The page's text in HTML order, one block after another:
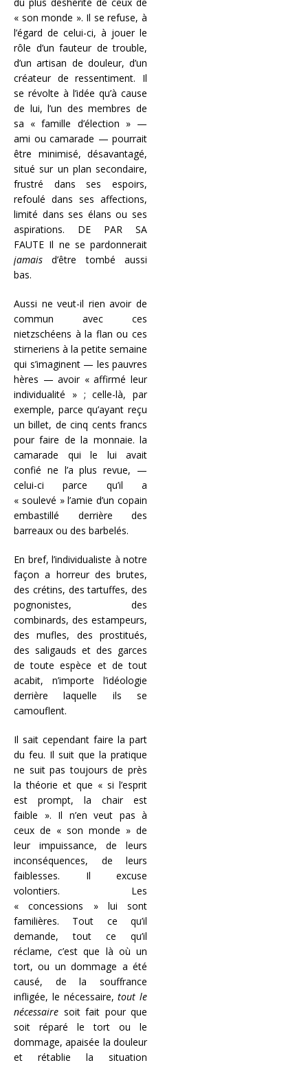
« son monde ». Il se refuse, à
l’égard de celui-ci, à jouer le
rôle d’un fauteur de trouble,
d’un artisan de douleur, d’un
créateur de ressentiment. Il
se révolte à l’idée qu’à cause
de lui, l’un des membres de
sa « famille d’élection » —
ami ou camarade — pourrait
être minimisé, désavantagé,
situé sur un plan secondaire,
frustré dans ses espoirs,
refoulé dans ses affections,
limité dans ses élans ou ses
aspirations. DE PAR SA
FAUTE Il ne se pardonnerait
jamais d’être tombé aussi
bas.
Aussi ne veut-il rien avoir de
commun avec ces
nietzschéens à la flan ou ces
stirneriens à la petite semaine
qui s’imaginent — les pauvres
hères — avoir « affirmé leur
individualité » ; celle-là, par
exemple, parce qu’ayant reçu
un billet, de cinq cents francs
pour faire de la monnaie. la
camarade qui le lui avait
confié ne l’a plus revue, —
celui-ci parce qu’il a
« soulevé » l’amie d’un copain
embastillé derrière des
barreaux ou des barbelés.
En bref, l’individualiste à notre
façon a horreur des brutes,
des crétins, des tartuffes, des
pognonistes, des
combinards, des estampeurs,
des mufles, des prostitués,
des saligauds et des garces
de toute espèce et de tout
acabit, n’importe l’idéologie
derrière laquelle ils se
camouflent.
Il sait cependant faire la part
du feu. Il suit que la pratique
ne suit pas toujours de près
la théorie et que « si l’esprit
est prompt, la chair est
faible ». Il n’en veut pas à
ceux de « son monde » de
leur impuissance, de leurs
inconséquences, de leurs
faiblesses. Il excuse
volontiers. Les
« concessions » lui sont
familières. Tout ce qu’il
demande, tout ce qu’il
réclame, c’est que là où un
tort, ou un dommage a été
causé, de la souffrance
infligée, le nécessaire,tout le
nécessaire soit fait pour que
soit réparé le tort ou le
dommage, apaisée la douleur
et rétablie la situation